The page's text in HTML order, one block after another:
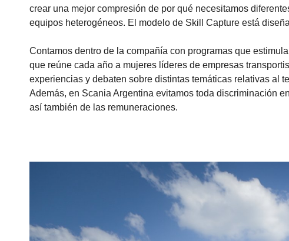
crear una mejor compresión de por qué necesitamos
equipos heterogéneos. El modelo de Skill Capture está
Contamos dentro de la compañía con programas que
que reúne cada año a mujeres líderes de empresas
experiencias y debaten sobre distintas temáticas relativas al
Además, en Scania Argentina evitamos toda discriminación
así también de las remuneraciones.